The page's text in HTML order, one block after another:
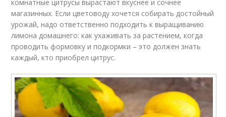
комнатные цитрусы вырастают вкуснее и сочнее
магазинных. Если цветоводу хочется собирать достойный
урожай, надо ответственно подходить к выращиванию
лимона домашнего: как ухаживать за растением, когда
проводить формовку и подкормки – это должен знать
каждый, кто приобрел цитрус.